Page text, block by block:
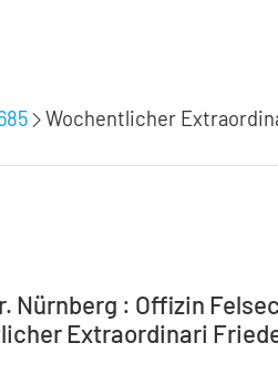
Wochentlicher
: Offizin
Extraordinari